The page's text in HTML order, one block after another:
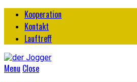
Kooperation
Kontakt
Lauftreff
Menu Close